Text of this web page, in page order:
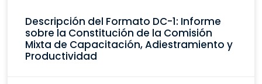
Descripción del Formato DC-1: Informe
sobre la Constitución de la Comisión
Mixta de Capacitación, Adiestramiento y
Productividad